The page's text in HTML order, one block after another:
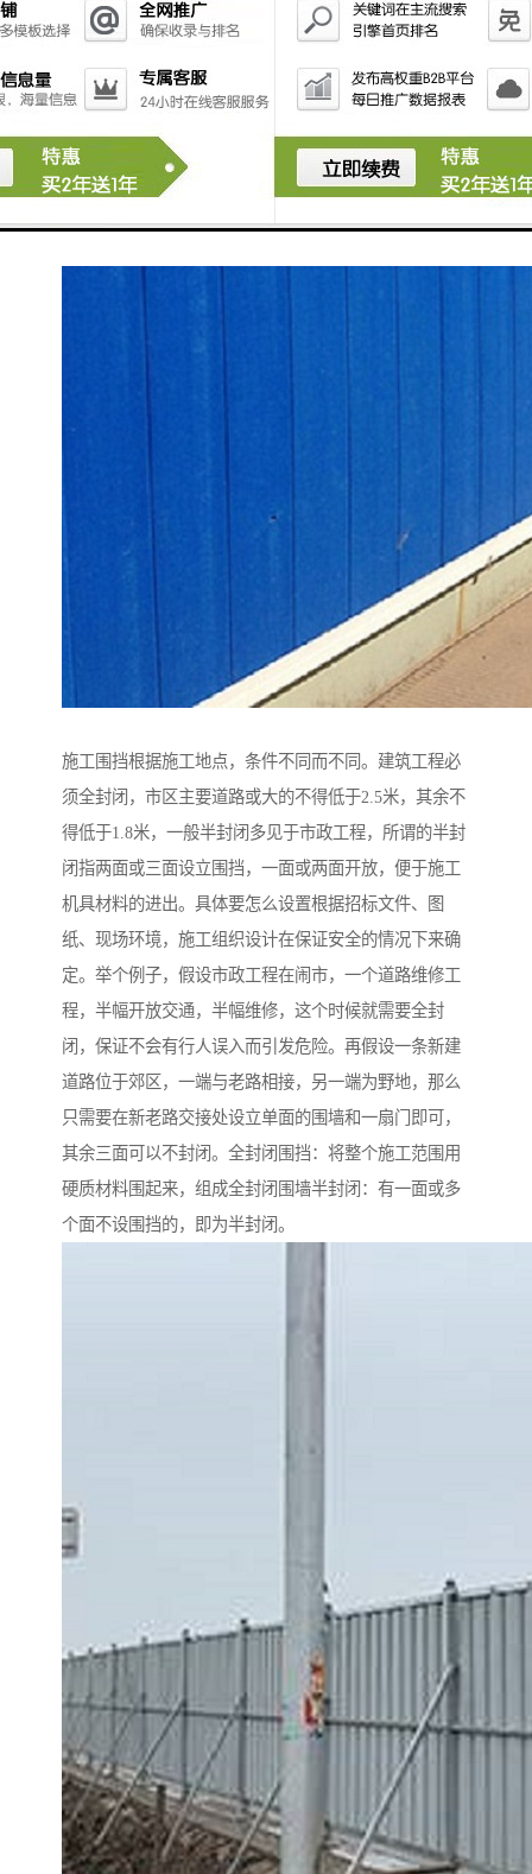
施工围挡根据施工地点，条件不同而不同。建筑工程必
须全封闭，市区主要道路或大的不得低于2.5米，其余不
得低于1.8米，一般半封闭多见于市政工程，所谓的半封
闭指两面或三面设立围挡，一面或两面开放，便于施工
机具材料的进出。具体要怎么设置根据招标文件、图
纸、现场环境，施工组织设计在保证安全的情况下来确
定。举个例子，假设市政工程在闹市，一个道路维修工
程，半幅开放交通，半幅维修，这个时候就需要全封
闭，保证不会有行人误入而引发危险。再假设一条新建
道路位于郊区，一端与老路相接，另一端为野地，那么
只需要在新老路交接处设立单面的围墙和一扇门即可，
其余三面可以不封闭。全封闭围挡：将整个施工范围用
硬质材料围起来，组成全封闭围墙半封闭：有一面或多
个面不设围挡的，即为半封闭。